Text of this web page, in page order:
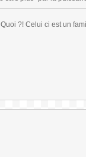
Quoi ?! Celui ci est un